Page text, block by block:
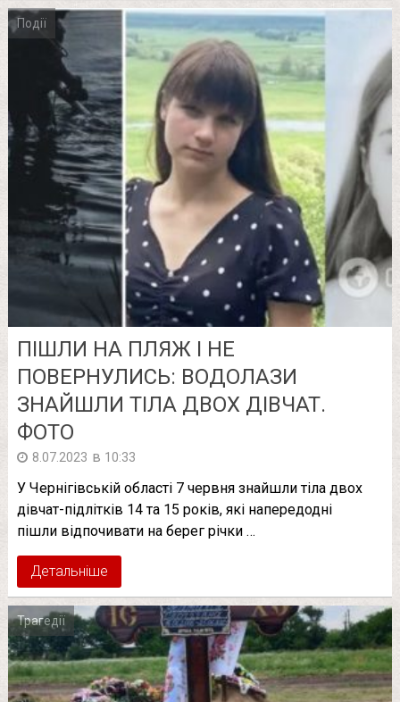
Події
ПІШЛИ НА ПЛЯЖ І НЕ
ПОВЕРНУЛИСЬ: ВОДОЛАЗИ
ЗНАЙШЛИ ТІЛА ДВОХ ДІВЧАТ.
ФОТО
8.07.2023 в 10:33
У Чернігівській області 7 червня знайшли тіла двох
дівчат-підлітків 14 та 15 років, які напередодні
пішли відпочивати на берег річки …
Детальніше
Трагедії